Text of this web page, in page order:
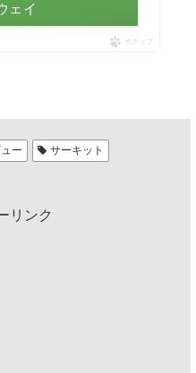
ェイ
ポチップ
ー
サーキット
リンク